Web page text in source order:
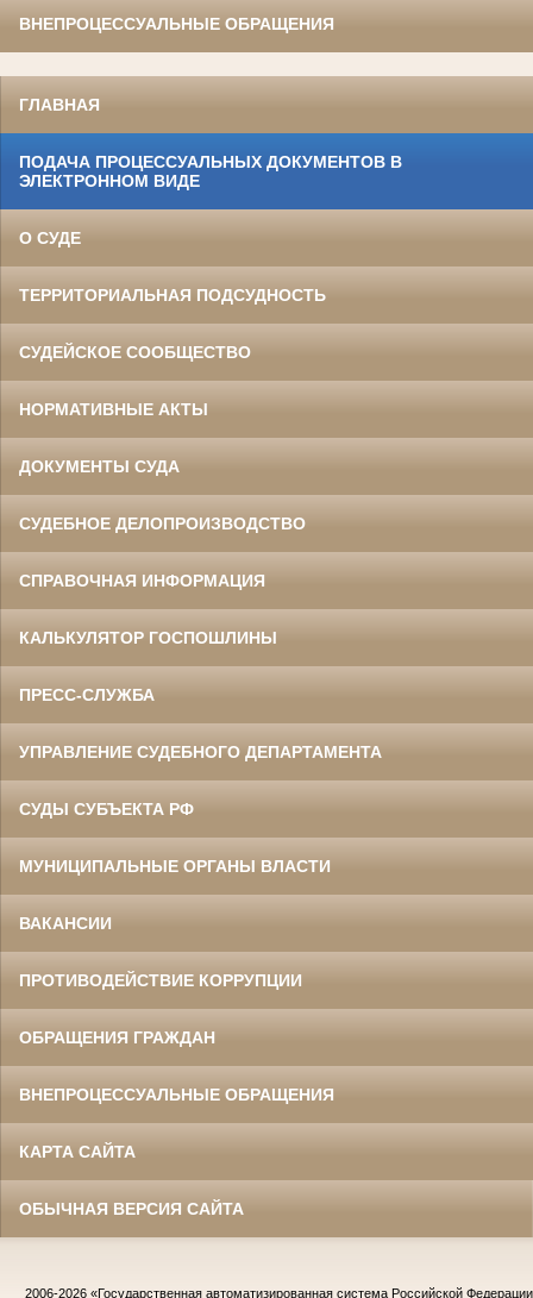
ВНЕПРОЦЕССУАЛЬНЫЕ ОБРАЩЕНИЯ
ГЛАВНАЯ
ПОДАЧА ПРОЦЕССУАЛЬНЫХ ДОКУМЕНТОВ В
ЭЛЕКТРОННОМ ВИДЕ
О СУДЕ
ТЕРРИТОРИАЛЬНАЯ ПОДСУДНОСТЬ
СУДЕЙСКОЕ СООБЩЕСТВО
НОРМАТИВНЫЕ АКТЫ
ДОКУМЕНТЫ СУДА
СУДЕБНОЕ ДЕЛОПРОИЗВОДСТВО
СПРАВОЧНАЯ ИНФОРМАЦИЯ
КАЛЬКУЛЯТОР ГОСПОШЛИНЫ
ПРЕСС-СЛУЖБА
УПРАВЛЕНИЕ СУДЕБНОГО ДЕПАРТАМЕНТА
СУДЫ СУБЪЕКТА РФ
МУНИЦИПАЛЬНЫЕ ОРГАНЫ ВЛАСТИ
ВАКАНСИИ
ПРОТИВОДЕЙСТВИЕ КОРРУПЦИИ
ОБРАЩЕНИЯ ГРАЖДАН
ВНЕПРОЦЕССУАЛЬНЫЕ ОБРАЩЕНИЯ
КАРТА САЙТА
ОБЫЧНАЯ ВЕРСИЯ САЙТА
2006-2026 «Государственная автоматизированная система Российской